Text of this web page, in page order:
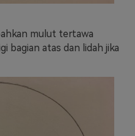
mulut tertawa
bagian atas dan lidah jika